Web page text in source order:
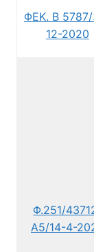
ΦΕΚ. Β
12-2020
Φ.251/
Α5/14-4-